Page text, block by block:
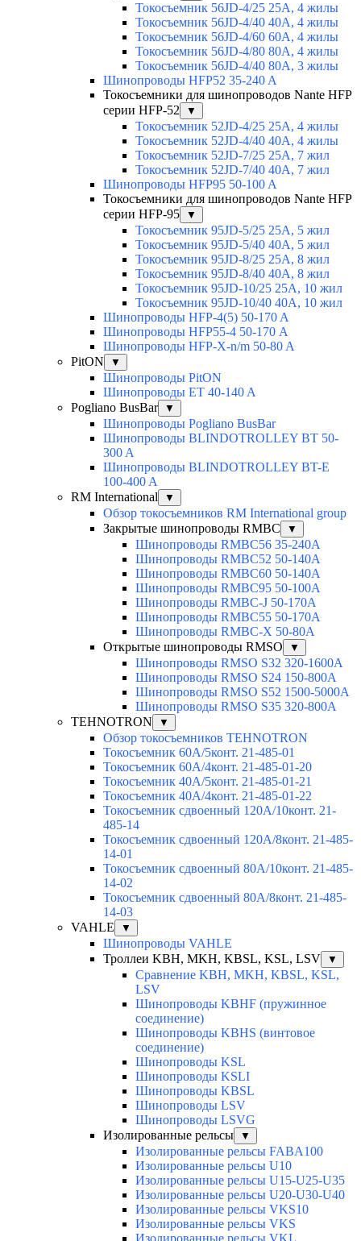
Токосъемник 56JD-4/25 25А, 4 жилы
Токосъемник 56JD-4/40 40А, 4 жилы
Токосъемник 56JD-4/60 60А, 4 жилы
Токосъемник 56JD-4/80 80А, 4 жилы
Токосъемник 56JD-4/40 80А, 3 жилы
Шинопроводы HFP52 35-240 A
Токосъемники для шинопроводов Nante HFP
серии HFP-52
▼
Токосъемник 52JD-4/25 25А, 4 жилы
Токосъемник 52JD-4/40 40А, 4 жилы
Токосъемник 52JD-7/25 25А, 7 жил
Токосъемник 52JD-7/40 40А, 7 жил
Шинопроводы HFP95 50-100 A
Токосъемники для шинопроводов Nante HFP
серии HFP-95
▼
Токосъемник 95JD-5/25 25А, 5 жил
Токосъемник 95JD-5/40 40А, 5 жил
Токосъемник 95JD-8/25 25А, 8 жил
Токосъемник 95JD-8/40 40А, 8 жил
Токосъемник 95JD-10/25 25А, 10 жил
Токосъемник 95JD-10/40 40А, 10 жил
Шинопроводы HFP-4(5) 50-170 A
Шинопроводы HFP55-4 50-170 А
Шинопроводы HFP-X-n/m 50-80 A
PitON
▼
Шинопроводы PitON
Шинопроводы ET 40-140 A
Pogliano BusBar
▼
Шинопроводы Pogliano BusBar
Шинопроводы BLINDOTROLLEY BT 50-
300 A
Шинопроводы BLINDOTROLLEY BT-E
100-400 A
RM International
▼
Обзор токосъемников RM International group
Закрытые шинопроводы RMBC
▼
Шинопроводы RMBC56 35-240A
Шинопроводы RMBC52 50-140A
Шинопроводы RMBC60 50-140A
Шинопроводы RMBC95 50-100А
Шинопроводы RMBC-J 50-170A
Шинопроводы RMBC55 50-170A
Шинопроводы RMBC-X 50-80A
Открытые шинопроводы RMSO
▼
Шинопроводы RMSO S32 320-1600A
Шинопроводы RMSO S24 150-800A
Шинопроводы RMSO S52 1500-5000A
Шинопроводы RMSO S35 320-800A
TEHNOTRON
▼
Обзор токосъемников TEHNOTRON
Токосъемник 60А/5конт. 21-485-01
Токосъемник 60А/4конт. 21-485-01-20
Токосъемник 40А/5конт. 21-485-01-21
Токосъемник 40А/4конт. 21-485-01-22
Токосъемник сдвоенный 120А/10конт. 21-
485-14
Токосъемник сдвоенный 120А/8конт. 21-485-
14-01
Токосъемник сдвоенный 80А/10конт. 21-485-
14-02
Токосъемник сдвоенный 80А/8конт. 21-485-
14-03
VAHLE
▼
Шинопроводы VAHLE
Троллеи KBH, MKH, KBSL, KSL, LSV
▼
Сравнение KBH, MKH, KBSL, KSL,
LSV
Шинопроводы KBHF (пружинное
соединение)
Шинопроводы KBHS (винтовое
соединение)
Шинопроводы KSL
Шинопроводы KSLI
Шинопроводы KBSL
Шинопроводы LSV
Шинопроводы LSVG
Изолированные рельсы
▼
Изолированные рельсы FABA100
Изолированные рельсы U10
Изолированные рельсы U15-U25-U35
Изолированные рельсы U20-U30-U40
Изолированные рельсы VKS10
Изолированные рельсы VKS